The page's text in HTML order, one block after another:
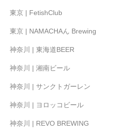
東京 | FetishClub
東京 | NAMACHAん Brewing
神奈川 | 東海道BEER
神奈川 | 湘南ビール
神奈川 | サンクトガーレン
神奈川 | ヨロッコビール
神奈川 | REVO BREWING